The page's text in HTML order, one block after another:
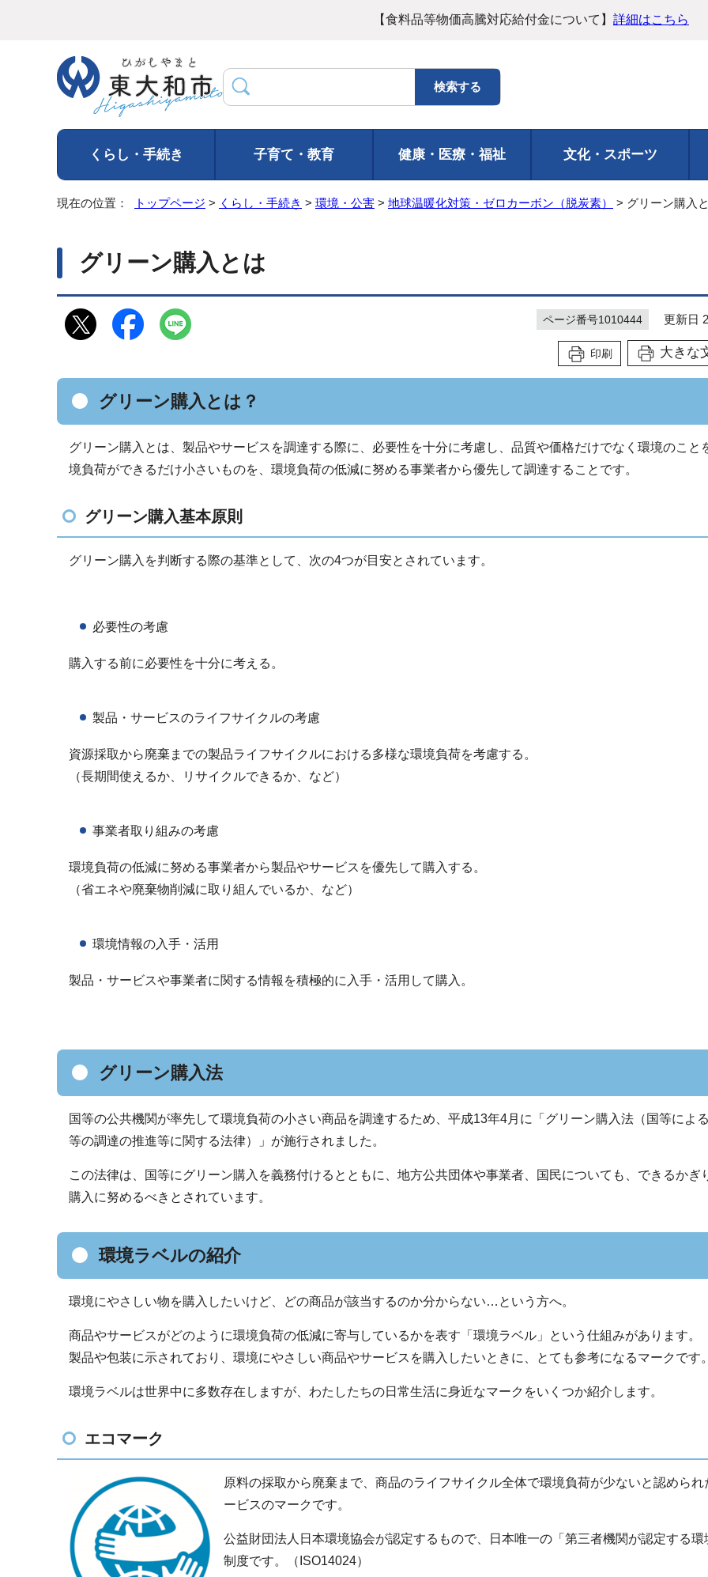
【食料品等物価高騰対応給付金について】 詳細はこちら
くらし・手続き 子育て・教育 健康・医療・福祉 文化・スポーツ
現在の位置： トップページ > くらし・手続き > 環境・公害 > 地球温暖化対策・ゼロカーボン（脱炭素） > グリーン購入
グリーン購入とは
ページ番号1010444 更新日
印刷 大きな
グリーン購入とは？
グリーン購入とは、製品やサービスを調達する際に、必要性を十分に考慮し、品質や価格だけでなく環境のこと
境負荷ができるだけ小さいものを、環境負荷の低減に努める事業者から優先して調達することです。
グリーン購入基本原則
グリーン購入を判断する際の基準として、次の4つが目安とされています。
必要性の考慮
購入する前に必要性を十分に考える。
製品・サービスのライフサイクルの考慮
資源採取から廃棄までの製品ライフサイクルにおける多様な環境負荷を考慮する。
（長期間使えるか、リサイクルできるか、など）
事業者取り組みの考慮
環境負荷の低減に努める事業者から製品やサービスを優先して購入する。
（省エネや廃棄物削減に取り組んでいるか、など）
環境情報の入手・活用
製品・サービスや事業者に関する情報を積極的に入手・活用して購入。
グリーン購入法
国等の公共機関が率先して環境負荷の小さい商品を調達するため、平成13年4月に「グリーン購入法（国等によ
等の調達の推進等に関する法律）」が施行されました。
この法律は、国等にグリーン購入を義務付けるとともに、地方公共団体や事業者、国民についても、できるかぎ
購入に努めるべきとされています。
環境ラベルの紹介
環境にやさしい物を購入したいけど、どの商品が該当するのか分からない…という方へ。
商品やサービスがどのように環境負荷の低減に寄与しているかを表す「環境ラベル」という仕組みがあります。
製品や包装に示されており、環境にやさしい商品やサービスを購入したいときに、とても参考になるマークです。
環境ラベルは世界中に多数存在しますが、わたしたちの日常生活に身近なマークをいくつか紹介します。
エコマーク
原料の採取から廃棄まで、商品のライフサイクル全体で環境負荷が少ないと認められ
ービスのマークです。
公益財団法人日本環境協会が認定するもので、日本唯一の「第三者機関が認定する環
制度です。（ISO14024）